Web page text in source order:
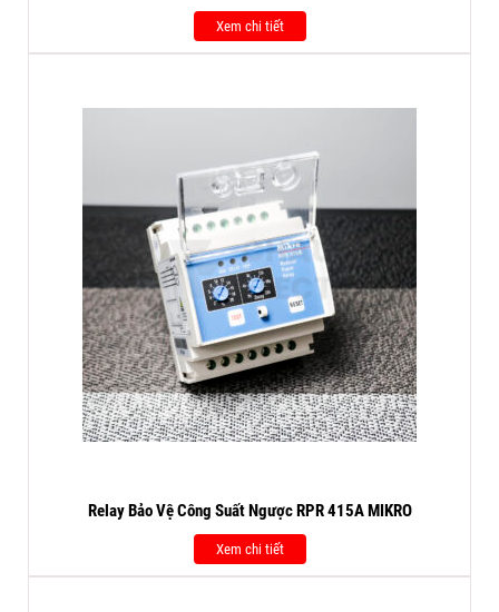
Xem chi tiết
Relay Bảo Vệ Công Suất Ngược RPR 415A MIKRO
Xem chi tiết